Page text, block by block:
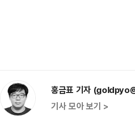
홍금표 기자
기사 모아 보기 >